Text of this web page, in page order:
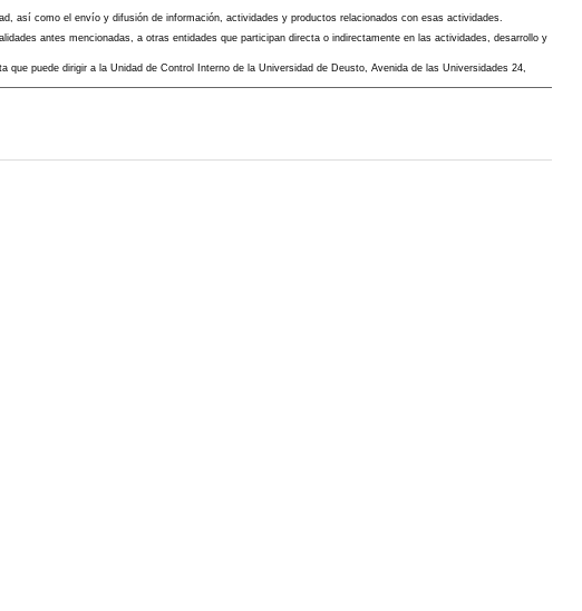
así como el envío y difusión de información, actividades y productos relacionados con esas actividades.
antes mencionadas, a otras entidades que participan directa o indirectamente en las actividades, desarrollo y
puede dirigir a la Unidad de Control Interno de la Universidad de Deusto, Avenida de las Universidades 24,